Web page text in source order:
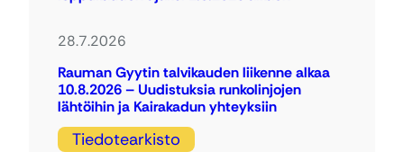
28.7.2026
Rauman Gyytin talvikauden liikenne alkaa
10.8.2026 – Uudistuksia runkolinjojen
lähtöihin ja Kairakadun yhteyksiin
Tiedotearkisto